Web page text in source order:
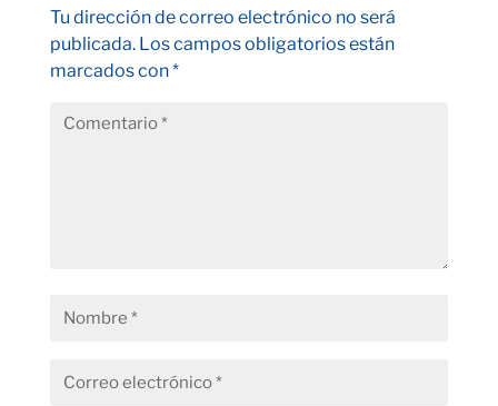
Tu dirección de correo electrónico no será
publicada. Los campos obligatorios están
marcados con*